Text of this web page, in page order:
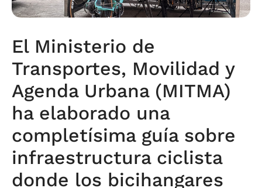
El Ministerio de
Transportes, Movilidad y
Agenda Urbana (MITMA)
ha elaborado una
completísima guía sobre
infraestructura ciclista
donde los bicihangares